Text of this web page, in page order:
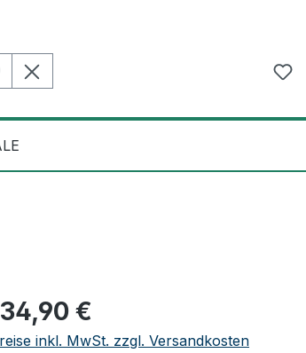
Preis:
€
inkl. MwSt. zzgl. Versandkosten